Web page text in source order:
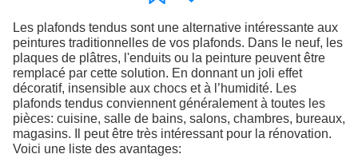
Les plafonds tendus sont une alternative intéressante aux
peintures traditionnelles de vos plafonds. Dans le neuf, les
plaques de plâtres, l'enduits ou la peinture peuvent être
remplacé par cette solution. En donnant un joli effet
décoratif, insensible aux chocs et à l’humidité. Les
plafonds tendus conviennent généralement à toutes les
pièces: cuisine, salle de bains, salons, chambres, bureaux,
magasins. Il peut être très intéressant pour la rénovation.
Voici une liste des avantages: